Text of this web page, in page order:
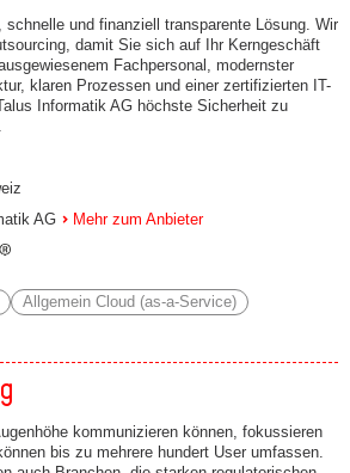
und finanziell transparente Lösung. Wir
damit Sie sich auf Ihr Kerngeschäft
Fachpersonal, modernster
klaren Prozessen und einer zertifizierten IT-
Informatik AG höchste Sicherheit zu
AG Mehr zum Anbieter
Allgemein Cloud (as-a-Service)
kommunizieren können, fokussieren
bis zu mehrere hundert User umfassen.